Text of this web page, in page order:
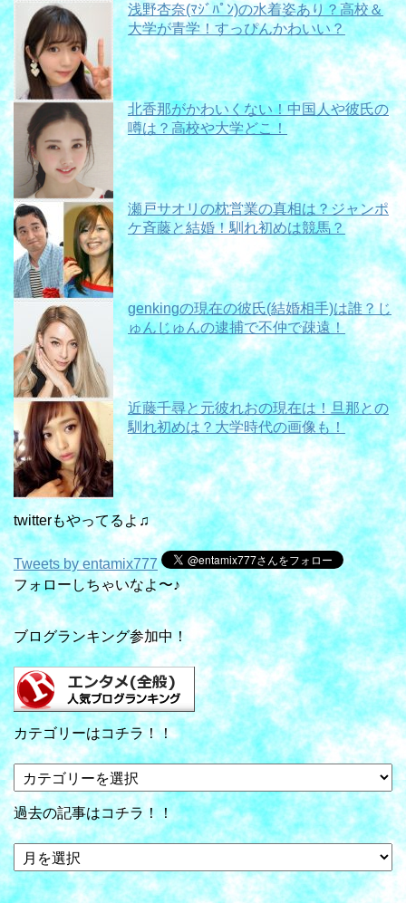
浅野杏奈(ﾏｼﾞﾊﾟﾝ)の水着姿あり？高校＆
大学が青学！すっぴんかわいい？
北香那がかわいくない！中国人や彼氏の
噂は？高校や大学どこ！
瀬戸サオリの枕営業の真相は？ジャンポ
ケ斉藤と結婚！馴れ初めは競馬？
genkingの現在の彼氏(結婚相手)は誰？じ
ゅんじゅんの逮捕で不仲で疎遠！
近藤千尋と元彼れおの現在は！旦那との
馴れ初めは？大学時代の画像も！
twitterもやってるよ♫
Tweets by entamix777
フォローしちゃいなよ〜♪
ブログランキング参加中！
カテゴリーはコチラ！！
テ
ゴ
リ
ー
は
コ
過去の記事はコチラ！！
過
去
の